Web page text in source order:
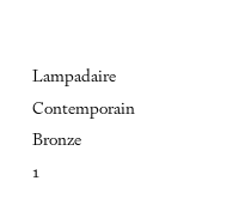
Lampadaire
Contemporain
Bronze
1